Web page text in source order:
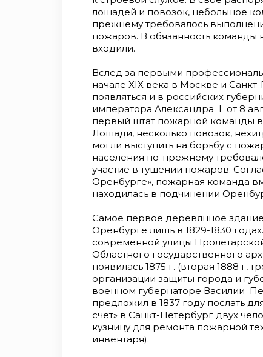
лошадей и повозок, небольшое
прежнему требовалось
пожаров. В обязанность команды
входили.
Вслед за первыми
начале XIX века в Москве и
появляться и в российских
императора Александра I от 8
первый штат пожарной команды
Лошади, несколько повозок,
могли выступить на борьбу с
населения по-прежнему
участие в тушении пожаров.
Оренбурге», пожарная команда
находилась в подчинении
Самое первое деревянное
Оренбурге лишь в 1829-1830
современной улицы
Областного государственного
появилась 1875 г. (вторая 1888 г,
организации защиты города и
военном губернаторе Василии
предложил в 1837 году послать
счёт» в Санкт-Петербург двух
кузницу для ремонта пожарной
инвентаря).